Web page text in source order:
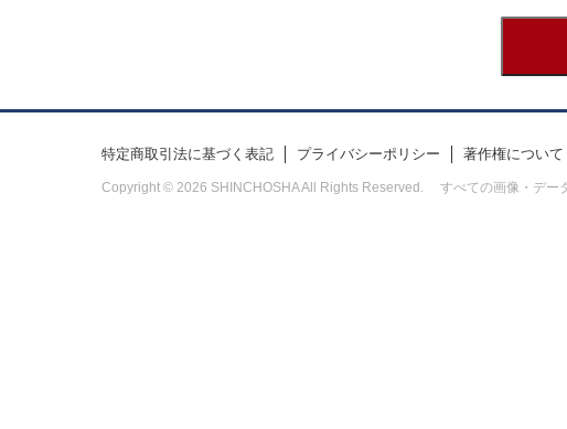
特定商取引法に基づく表記 プライバシーポリシー 著作権について
Copyright © 2026 SHINCHOSHA All Rights Reserved. すべての画像・デー